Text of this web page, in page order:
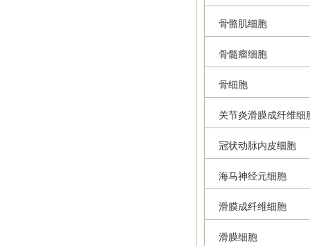
骨骼肌细胞
骨髓瘤细胞
骨细胞
关节炎滑膜成纤维细
冠状动脉内皮细胞
海马神经元细胞
滑膜成纤维细胞
滑膜细胞